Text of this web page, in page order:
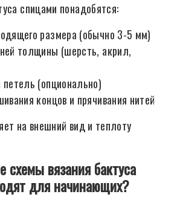
спицами понадобятся:
размера (обычно 3-5 мм)
толщины (шерсть, акрил,
(опционально)
концов и прячивания нитей
на внешний вид и теплоту
схемы вязания бактуса
для начинающих?